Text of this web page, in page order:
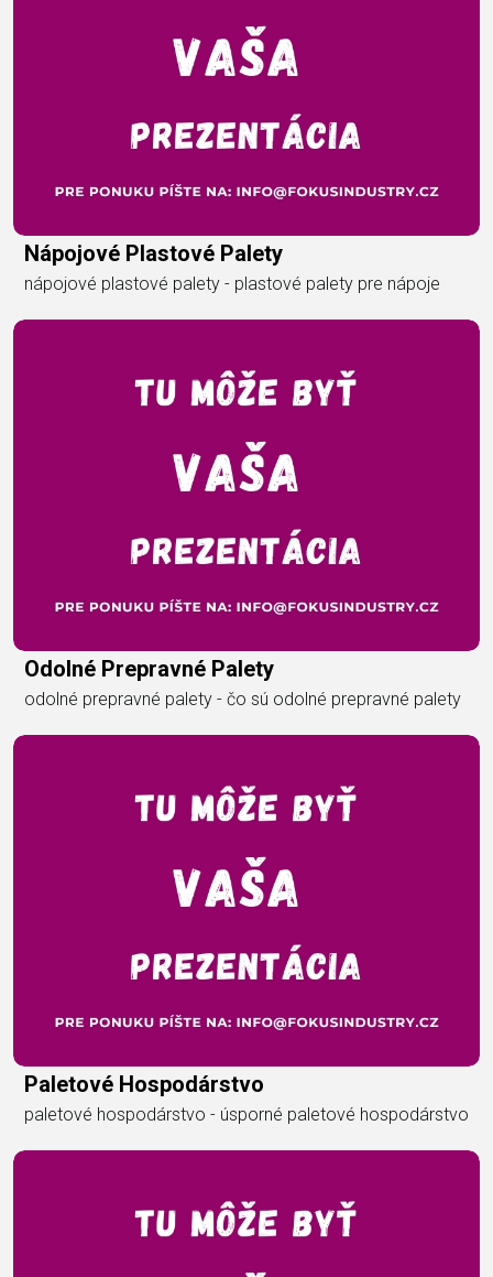
Nápojové Plastové Palety
nápojové plastové palety - plastové palety pre nápoje
Odolné Prepravné Palety
odolné prepravné palety - čo sú odolné prepravné palety
Paletové Hospodárstvo
paletové hospodárstvo - úsporné paletové hospodárstvo